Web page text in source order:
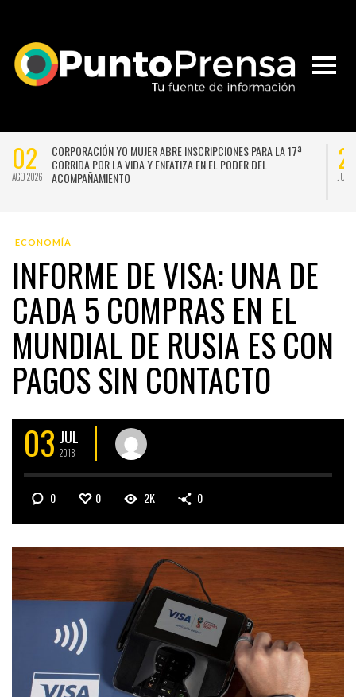
27
JUL 2026
UNIVERSIDAD DE CHILE VENCE CON SUFRIMIENTO A AUDAX
ITALIANO Y SE INSTALA EN LA PELEA POR EL SEGUNDO LUGAR
JUL
ECONOMÍA
INFORME DE VISA: UNA DE
CADA 5 COMPRAS EN EL
MUNDIAL DE RUSIA ES CON
PAGOS SIN CONTACTO
03 JUL
2018
0 0 2K 0